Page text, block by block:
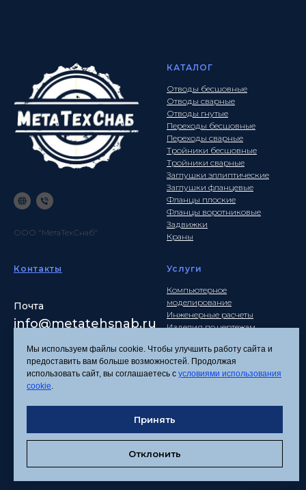
ООО "МетаТехСнаб"
КАТАЛОГ
Отводы бесшовные
Отводы сварные
Отводы гнутые
Переходы бесшовные
Переходы сварные
Тройники бесшовные
Тройники сварные
Заглушки эллиптические
Заглушки фланцевые
Фланцы плоские
Фланцы воротниковые
Задвижки
Краны
Контакты
Почта
info@metatehsnab.ru
Услуги
Компьютерное
моделирование
Инженерные расчеты
Изделия по чертежам
Политика
Согласие на обработку
персональных данных
Соглашение об
Мы используем файлы cookie. Чтобы улучшить работу сайта и
предоставить вам больше возможностей. Продолжая
использовать сайт, вы соглашаетесь с условиями использования
cookie.
Принять
Отклонить